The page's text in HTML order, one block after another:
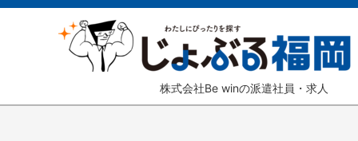
株式会社Be winの派遣社員・求人